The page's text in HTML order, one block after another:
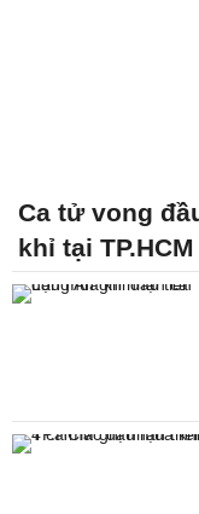
Ca tử vong
khỉ tại TP.HCM